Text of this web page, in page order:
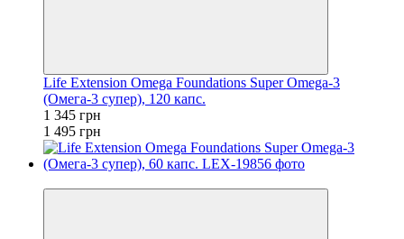
Life Extension Omega Foundations Super Omega-3
(Омега-3 супер), 120 капс.
1 345 грн
1 495 грн